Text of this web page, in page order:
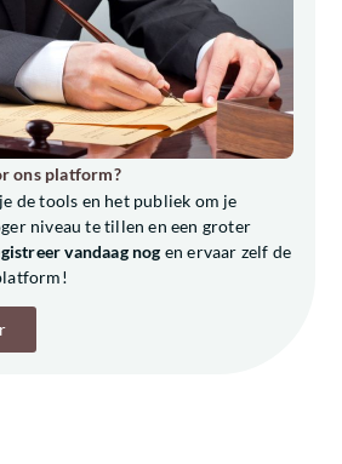
ons platform?
de tools en het publiek om je
niveau te tillen en een groter
vandaag nog en ervaar zelf de